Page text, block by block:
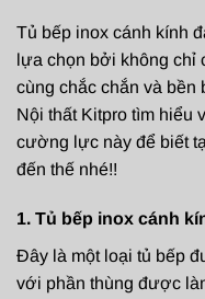
Tủ bếp inox cánh kính
lựa chọn bởi không chỉ
cùng chắc chắn và bền
Nội thất Kitpro tìm hiểu
cường lực này để biết
đến thế nhé!!
1. Tủ bếp inox cánh
Đây là một loại tủ bếp
với phần thùng được